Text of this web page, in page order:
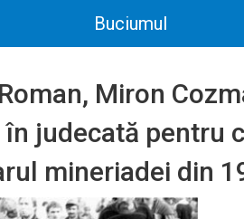
Buciumul
Miron
judecată pentru
mineriadei din